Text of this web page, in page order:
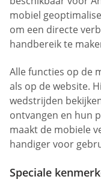
mobiel
om een directe
handbereik te
Alle functies op de
als op de website.
wedstrijden
ontvangen en hun
maakt de mobiele
handiger voor
Speciale